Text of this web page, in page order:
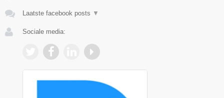
Laatste facebook posts ▼
Sociale media: